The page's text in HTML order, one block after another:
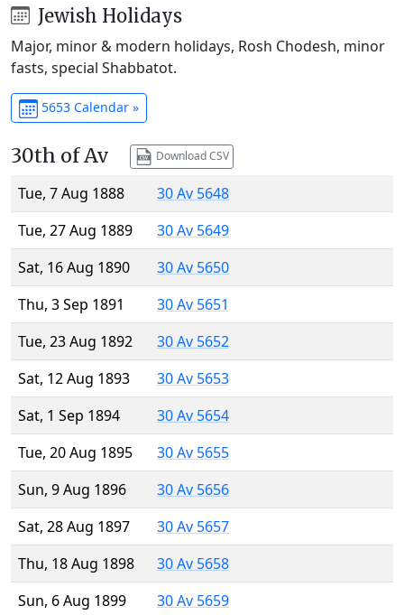
Jewish Holidays
Major, minor & modern holidays, Rosh Chodesh, minor
fasts, special Shabbatot.
5653 Calendar »
30th of Av Download CSV
Tue, 7 Aug 1888
30 Av 5648
Tue, 27 Aug 1889
30 Av 5649
Sat, 16 Aug 1890
30 Av 5650
Thu, 3 Sep 1891
30 Av 5651
Tue, 23 Aug 1892
30 Av 5652
Sat, 12 Aug 1893
30 Av 5653
Sat, 1 Sep 1894
30 Av 5654
Tue, 20 Aug 1895
30 Av 5655
Sun, 9 Aug 1896
30 Av 5656
Sat, 28 Aug 1897
30 Av 5657
Thu, 18 Aug 1898
30 Av 5658
Sun, 6 Aug 1899
30 Av 5659